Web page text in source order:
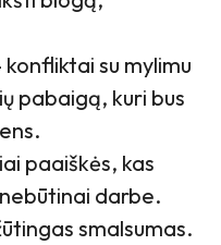
su mylimu
pabaigą, kuri bus
paaiškės, kas
darbe.
smalsumas.